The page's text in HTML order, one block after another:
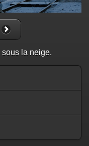
la neige.